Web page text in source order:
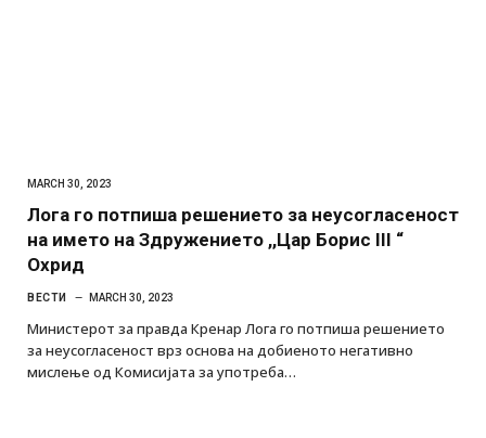
MARCH 30, 2023
Лога го потпиша решението за неусогласеност
на името на Здружението ,,Цар Борис III “
Охрид
ВЕСТИ MARCH 30, 2023
Министерот за правда Кренар Лога го потпиша решението
за неусогласеност врз основа на добиеното негативно
мислење од Комисијата за употреба…